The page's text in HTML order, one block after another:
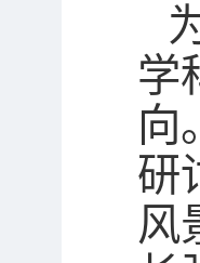
学
向
研
风